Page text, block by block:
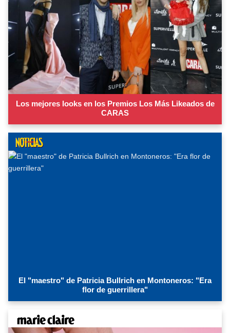
Los mejores looks en los Premios Los Más Likeados de
CARAS
El "maestro" de Patricia Bullrich en Montoneros: "Era
flor de guerrillera"